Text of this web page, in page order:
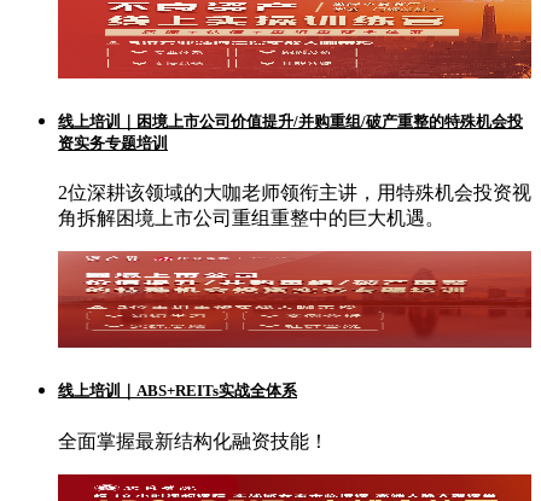
线上培训｜困境上市公司价值提升/并购重组/破产重整的特殊机会投
资实务专题培训
2位深耕该领域的大咖老师领衔主讲，用特殊机会投资视
角拆解困境上市公司重组重整中的巨大机遇。
线上培训｜ABS+REITs实战全体系
全面掌握最新结构化融资技能！